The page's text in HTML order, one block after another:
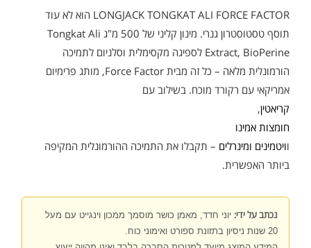
LONGJACK TONGKAT ALI FORCE FACTOR הוא לא עוד
תוסף טסטוסטרון גנרי. מינון קליני של 500 מ"ג Tongkat Ali
Extract, BioPerine לספיגה מקסימלית וסלניום לתמיכה
הורמונלית מלאה – כל זה מבית Force Factor, מותג פרימיום
אמריקאי עם רקורד מוכח. בשילוב עם
קריאטין,
חומצות אמינו
וויטמינים ומינרלים – תקבלו את התמיכה ההורמונלית המקיפה
ביותר האפשרית.
נכתב על ידי: יוני חדד, מאמן כושר מוסמך ממכון וינגייט עם מעל
20 שנות ניסיון בתזונת ספורט ואימוני כוח.
אבקת חלבון כשרה ₪320.00
239.00
40.00
₪20.00